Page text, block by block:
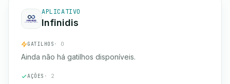
APLICATIVO
Infinidis
GATILHOS · 0
Ainda não há gatilhos disponíveis.
AÇÕES · 2